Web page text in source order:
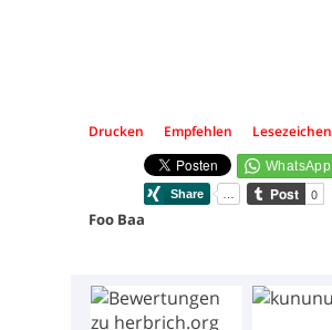
Drucken Empfehlen Lesezeichen
Foo Baa